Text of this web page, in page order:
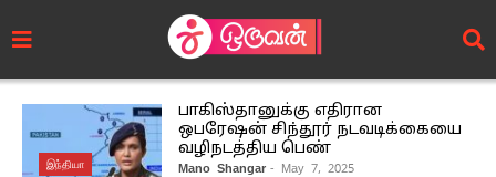
இந்தியா
பாகிஸ்தானுக்கு எதிரான
ஒபரேஷன் சிந்தூர் நடவடிக்கையை
வழிநடத்திய பெண்
Mano Shangar - May 7, 2025